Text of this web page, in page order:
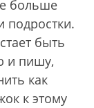
больше
подростки.
быть
и пишу,
как
к этому